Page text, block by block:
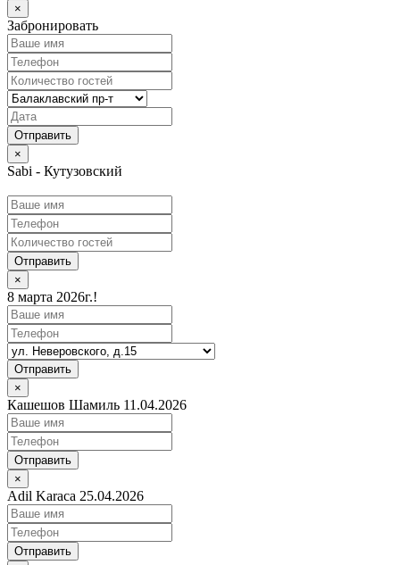
×
Забронировать
×
Sabi - Кутузовский
Отправить
×
8 марта 2026г.!
Отправить
×
Кашешов Шамиль 11.04.2026
Отправить
×
Adil Karaca 25.04.2026
Отправить